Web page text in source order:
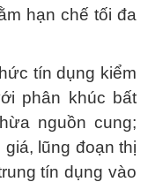
hạn chế tối đa
tín dụng kiểm
phân khúc bất
nguồn cung;
lũng đoạn thị
tín dụng vào